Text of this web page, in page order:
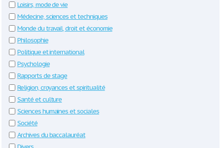
Loisirs, mode de vie
Médecine, sciences et techniques
Monde du travail, droit et économie
Philosophie
Politique et international
Psychologie
Rapports de stage
Religion, croyances et spiritualité
Santé et culture
Sciences humaines et sociales
Société
Archives du baccalauréat